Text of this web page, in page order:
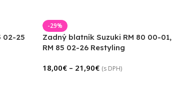
02-25
-29%
Zadný blatník Suzuki RM 80 00-01,
RM 85 02-26 Restyling
18,00€ – 21,90€ (s DPH)